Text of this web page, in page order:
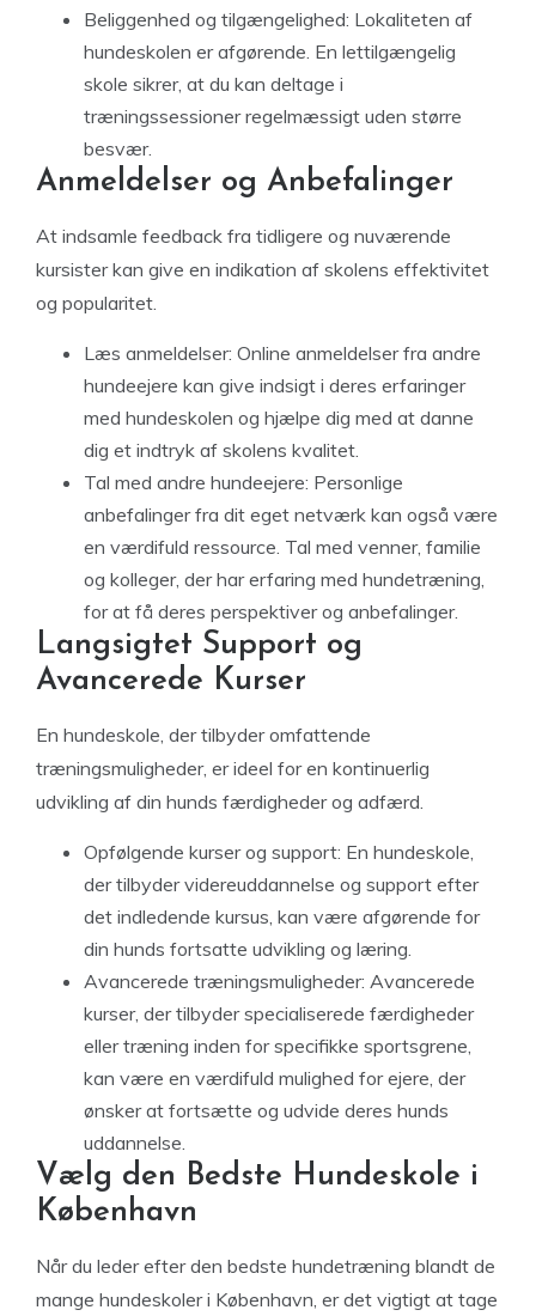
Beliggenhed og tilgængelighed: Lokaliteten af
hundeskolen er afgørende. En lettilgængelig
skole sikrer, at du kan deltage i
træningssessioner regelmæssigt uden større
besvær.
Anmeldelser og Anbefalinger
At indsamle feedback fra tidligere og nuværende
kursister kan give en indikation af skolens effektivitet
og popularitet.
Læs anmeldelser: Online anmeldelser fra andre
hundeejere kan give indsigt i deres erfaringer
med hundeskolen og hjælpe dig med at danne
dig et indtryk af skolens kvalitet.
Tal med andre hundeejere: Personlige
anbefalinger fra dit eget netværk kan også være
en værdifuld ressource. Tal med venner, familie
og kolleger, der har erfaring med hundetræning,
for at få deres perspektiver og anbefalinger.
Langsigtet Support og
Avancerede Kurser
En hundeskole, der tilbyder omfattende
træningsmuligheder, er ideel for en kontinuerlig
udvikling af din hunds færdigheder og adfærd.
Opfølgende kurser og support: En hundeskole,
der tilbyder videreuddannelse og support efter
det indledende kursus, kan være afgørende for
din hunds fortsatte udvikling og læring.
Avancerede træningsmuligheder: Avancerede
kurser, der tilbyder specialiserede færdigheder
eller træning inden for specifikke sportsgrene,
kan være en værdifuld mulighed for ejere, der
ønsker at fortsætte og udvide deres hunds
uddannelse.
Vælg den Bedste Hundeskole i
København
Når du leder efter den bedste hundetræning blandt de
mange hundeskoler i København, er det vigtigt at tage